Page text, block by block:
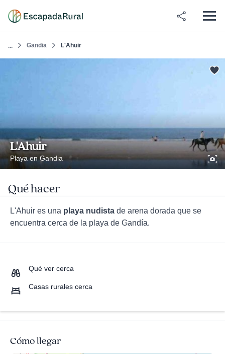
... Gandia L'Ahuir
L'Ahuir
Playa en Gandia
Qué hacer
L'Ahuir es una playa nudista de arena dorada que se
encuentra cerca de la playa de Gandía.
Qué ver cerca
Casas rurales cerca
Cómo llegar